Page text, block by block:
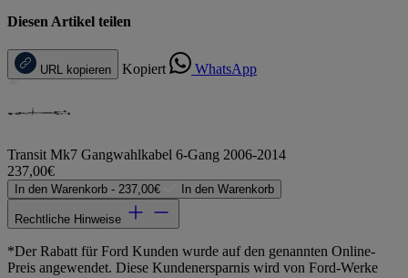
Diesen Artikel teilen
URL kopieren Kopiert WhatsApp
Transit Mk7 Gangwahlkabel 6-Gang 2006-2014
237,00€
In den Warenkorb - 237,00€ In den Warenkorb
Rechtliche Hinweise
*Der Rabatt für Ford Kunden wurde auf den genannten Online-
Preis angewendet. Diese Kundenersparnis wird von Ford-Werke